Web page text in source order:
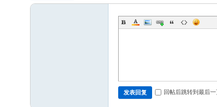
发表回复 回帖后跳转到最后